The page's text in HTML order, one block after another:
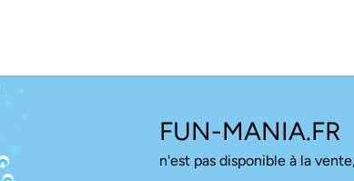
FUN-MANIA.FR
n'est pas disponible à la